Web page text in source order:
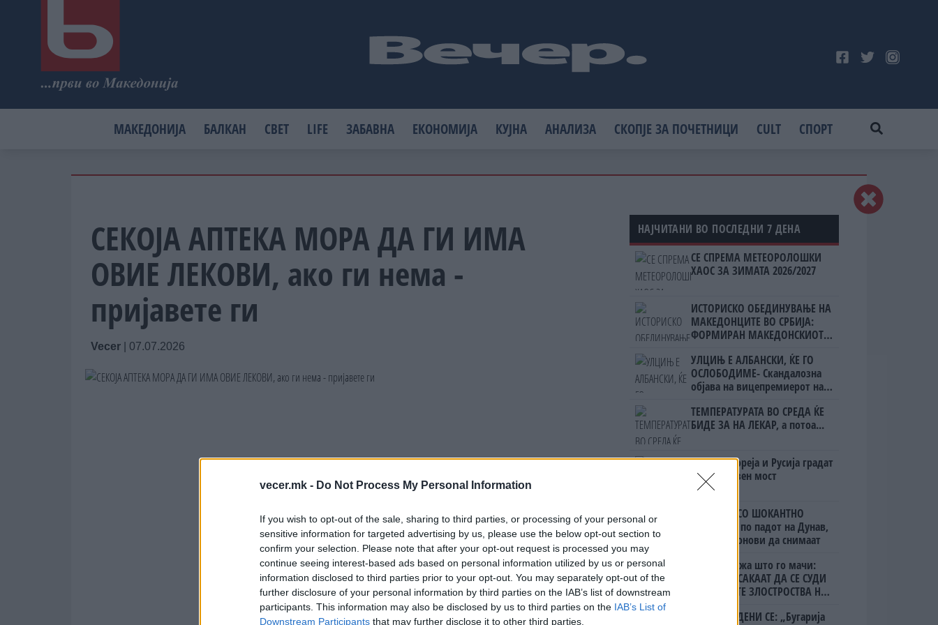
vecer.mk - Do Not Process My Personal Information
If you wish to opt-out of the sale, sharing to third parties, or processing of your personal or
sensitive information for targeted advertising by us, please use the below opt-out section to
confirm your selection. Please note that after your opt-out request is processed you may
continue seeing interest-based ads based on personal information utilized by us or personal
information disclosed to third parties prior to your opt-out. You may separately opt-out of the
further disclosure of your personal information by third parties on the IAB’s list of downstream
participants. This information may also be disclosed by us to third parties on the IAB’s List of
Downstream Participants that may further disclose it to other third parties.
МАКЕДОНИЈА БАЛКАН СВЕТ LIFE ЗАБАВНА ЕКОНОМИЈА КУЈНА АНАЛИЗА СКОПЈЕ ЗА ПОЧЕТНИЦИ CULT СПОРТ
СЕКОЈА АПТЕКА МОРА ДА ГИ ИМА
ОВИЕ ЛЕКОВИ, ако ги нема -
пријавете ги
Vecer 07.07.2026
НАЈЧИТАНИ ВО ПОСЛЕДНИ 7 ДЕНА
СЕ СПРЕМА МЕТЕОРОЛОШКИ
ХАОС ЗА ЗИМАТА 2026/2027
ИСТОРИСКО ОБЕДИНУВАЊЕ НА
МАКЕДОНЦИТЕ ВО СРБИЈА:
ФОРМИРАН МАКЕДОНСКИОТ
УЛЦИЊ Е АЛБАНСКИ, ЌЕ ГО
ОСЛОБОДИМЕ- Скандалозна
објава на вицепремиерот на
ТЕМПЕРАТУРАТА ВО СРЕДА ЌЕ
БИДЕ ЗА НА ЛЕКАР, а потоа...
Северна Кореја и Русија градат
мистериозен мост
БУГАРИТЕ СО ШОКАНТНО
ОТКРИТИЕ по падот на Дунав,
кренаа дронови да снимаат
Ахмети кажа што го мачи:
СЛУШАМ, САКААТ ДА СЕ СУДИ
ЗА ВОЕНИТЕ ЗЛОСТРОСТВА НА
ПРЕДУПРЕДЕНИ СЕ: „Бугарија